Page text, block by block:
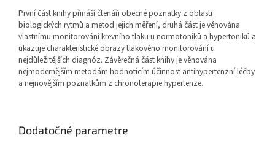
První část knihy přináší čtenáři obecné poznatky z oblasti
biologických rytmů a metod jejich měření, druhá část je věnována
vlastnímu monitorování krevního tlaku u normotoniků a hypertoniků a
ukazuje charakteristické obrazy tlakového monitorování u
nejdůležitějších diagnóz. Závěrečná část knihy je věnována
nejmodernějším metodám hodnotícím účinnost antihypertenzní léčby
a nejnovějším poznatkům z chronoterapie hypertenze.
Dodatočné parametre